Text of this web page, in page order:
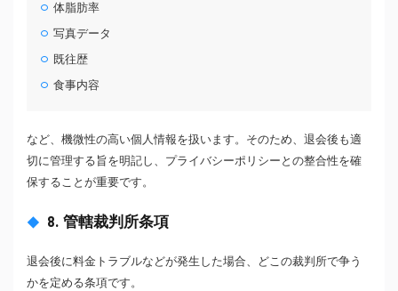
体脂肪率
写真データ
既往歴
食事内容
など、機微性の高い個人情報を扱います。そのため、退会後も適
切に管理する旨を明記し、プライバシーポリシーとの整合性を確
保することが重要です。
8. 管轄裁判所条項
退会後に料金トラブルなどが発生した場合、どこの裁判所で争う
かを定める条項です。